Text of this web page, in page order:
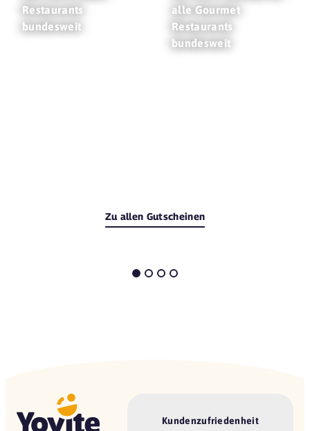
Restaurants
bundesweit
alle Gourmet
Restaurants
bundesweit
Zu allen Gutscheinen
Kundenzufriedenheit